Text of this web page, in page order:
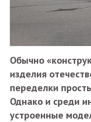
Обычно
изделия
переделки
Однако и среди
устроенные